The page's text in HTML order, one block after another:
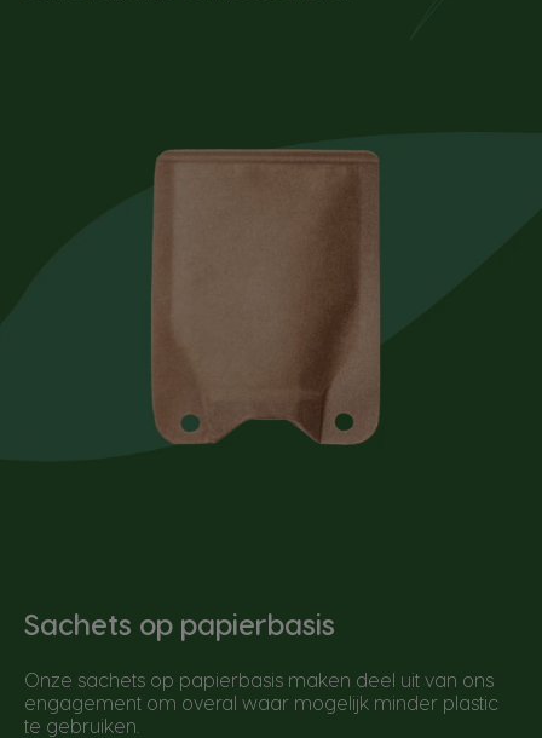
Sachets op papierbasis
Onze sachets op papierbasis maken deel uit van ons
engagement om overal waar mogelijk minder plastic
te gebruiken.